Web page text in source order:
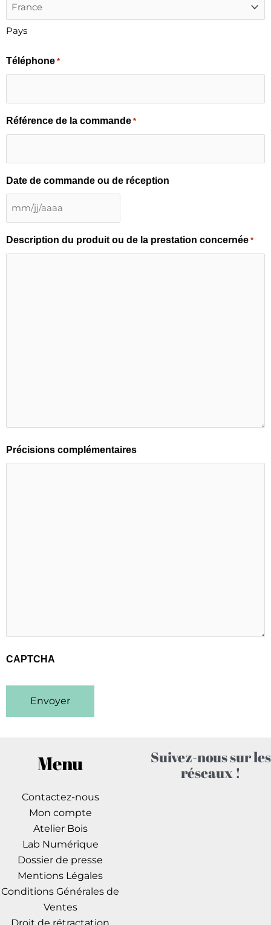
Pays
Téléphone *
Référence de la commande *
Date de commande ou de réception
Description du produit ou de la prestation concernée *
Précisions complémentaires
CAPTCHA
Menu
Contactez-nous
Mon compte
Atelier Bois
Lab Numérique
Dossier de presse
Mentions Légales
Conditions Générales de
Ventes
Suivez-nous sur les
réseaux !